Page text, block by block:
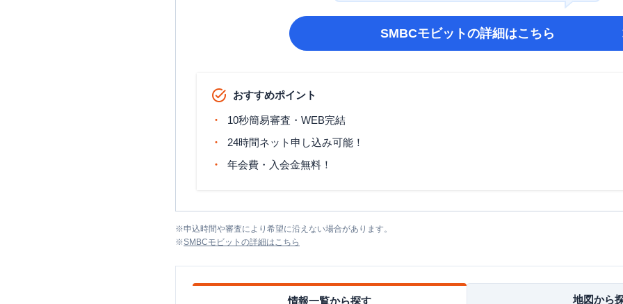
SMBCモビットの詳細はこちら
おすすめポイント
10秒簡易審査・WEB完結
24時間ネット申し込み可能！
年会費・入会金無料！
※申込時間や審査により希望に沿えない場合があります。
※SMBCモビット の詳細はこちら
情報一覧から探す 地図から